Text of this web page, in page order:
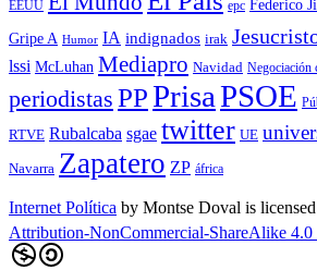
EEUU epc Federico
Gripe A Humor IA indignados irak
lssi McLuhan Mediapro Navidad Negociación
periodistas PPPrisaPSOE
RTVE Rubalcaba sgae twitter UE
Navarra Zapatero ZP áfrica
Internet Política by Montse Doval is
Attribution-NonCommercial-ShareAlike 4.0